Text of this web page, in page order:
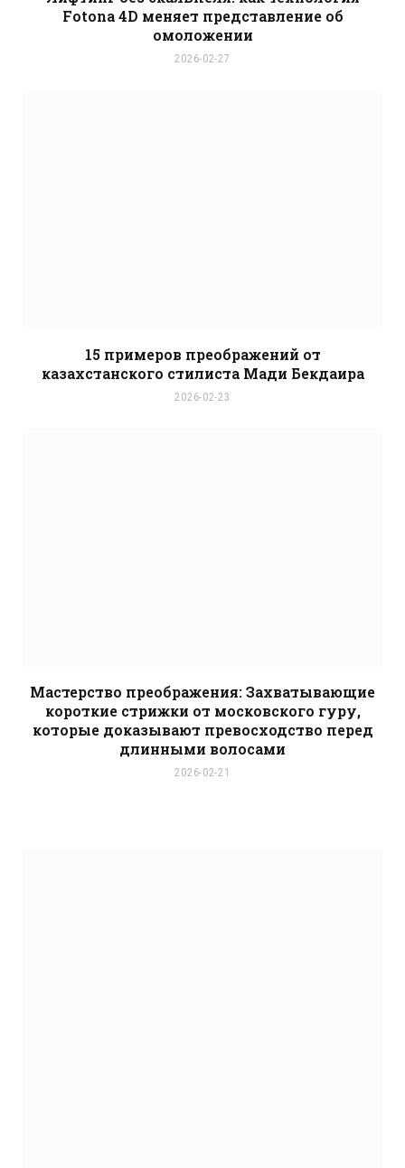
Fotona 4D меняет представление об
омоложении
2026-02-27
15 примеров преображений от
казахстанского стилиста Мади Бекдаира
2026-02-23
Мастерство преображения: Захватывающие
короткие стрижки от московского гуру,
которые доказывают превосходство перед
длинными волосами
2026-02-21